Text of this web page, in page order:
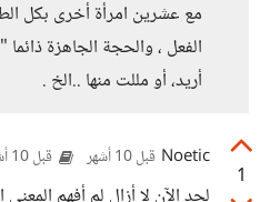
مع عشرين امرأة أخرى بكل
الفعل ، والحجة الجاهزة
أريد، أو مللت منها ..الخ .
1
Noetic قبل 10 أشهر قبل 10 أشهر